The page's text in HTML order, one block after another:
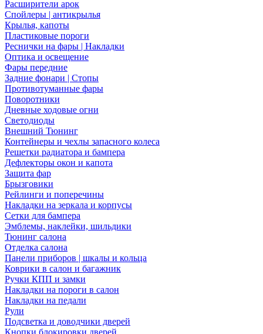
Расширители арок
Спойлеры | антикрылья
Крылья, капоты
Пластиковые пороги
Реснички на фары | Накладки
Оптика и освещение
Фары передние
Задние фонари | Стопы
Противотуманные фары
Поворотники
Дневные ходовые огни
Светодиоды
Внешний Тюнинг
Контейнеры и чехлы запасного колеса
Решетки радиатора и бампера
Дефлекторы окон и капота
Защита фар
Брызговики
Рейлинги и поперечины
Накладки на зеркала и корпусы
Сетки для бампера
Эмблемы, наклейки, шильдики
Тюнинг салона
Отделка салона
Панели приборов | шкалы и кольца
Коврики в салон и багажник
Ручки КПП и замки
Накладки на пороги в салон
Накладки на педали
Рули
Подсветка и доводчики дверей
Кнопки блокировки дверей